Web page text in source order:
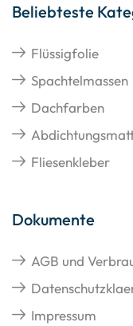
Beliebteste
Flüssigfolie
Spachtelmassen
Dachfarben
Fliesenkleber
Dokumente
AGB und
Impressum